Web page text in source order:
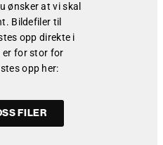
ønsker at vi skal
Bildefiler til
opp direkte i
er for stor for
opp her:
FILER